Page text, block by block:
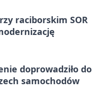
raciborskim SOR
doprowadziło do
samochodów